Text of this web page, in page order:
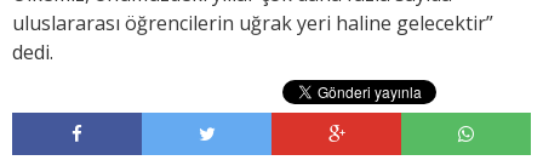
uluslararası öğrencilerin uğrak yeri haline gelecektir”
dedi.